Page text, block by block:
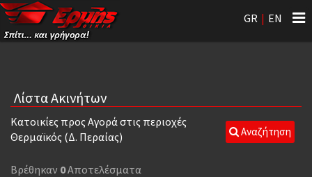
GR | EN
Λίστα Ακινήτων
Αναζήτηση
Κατοικίες προς Αγορά στις περιοχές
Θερμαϊκός (Δ. Περαίας)
Βρέθηκαν 0Αποτελέσματα